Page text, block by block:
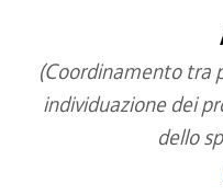
(Coordinamento tra
individuazione dei
dello